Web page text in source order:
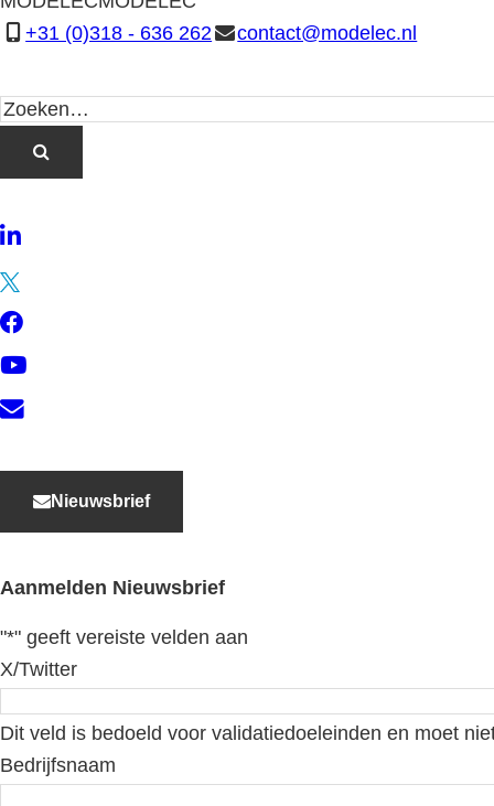
+31 (0)318 - 636 262
contact@modelec.nl
LinkedIn
YouTube
Contact
Nieuwsbrief
Aanmelden Nieuwsbrief
"*" geeft vereiste velden aan
X/Twitter
Dit veld is bedoeld voor validatiedoeleinden en moet
Bedrijfsnaam